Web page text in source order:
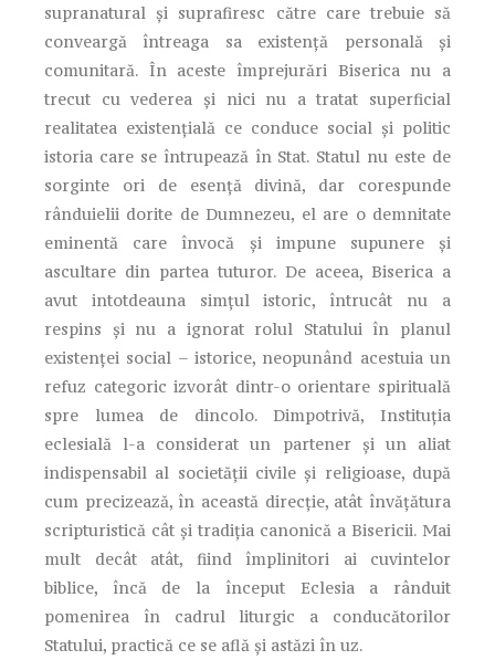
supranatural şi suprafiresc către care trebuie să
conveargă întreaga sa existenţă personală şi
comunitară. În aceste împrejurări Biserica nu a
trecut cu vederea şi nici nu a tratat superficial
realitatea existenţială ce conduce social şi politic
istoria care se întrupează în Stat. Statul nu este de
sorginte ori de esenţă divină, dar corespunde
rânduielii dorite de Dumnezeu, el are o demnitate
eminentă care învocă şi impune supunere şi
ascultare din partea tuturor. De aceea, Biserica a
avut intotdeauna simţul istoric, întrucât nu a
respins şi nu a ignorat rolul Statului în planul
existenţei social – istorice, neopunând acestuia un
refuz categoric izvorât dintr-o orientare spirituală
spre lumea de dincolo. Dimpotrivă, Instituţia
eclesială l-a considerat un partener şi un aliat
indispensabil al societăţii civile şi religioase, după
cum precizează, în această direcţie, atât învăţătura
scripturistică cât şi tradiţia canonică a Bisericii. Mai
mult decât atât, fiind împlinitori ai cuvintelor
biblice, încă de la început Eclesia a rânduit
pomenirea în cadrul liturgic a conducătorilor
Statului, practică ce se află şi astăzi în uz.